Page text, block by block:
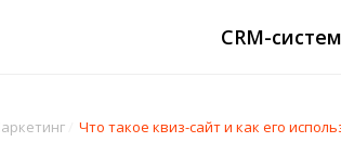
CRM-
Что такое квиз-сайт и как его